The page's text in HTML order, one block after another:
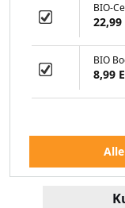
EUR
BIO-
22,99
BIO
8,99